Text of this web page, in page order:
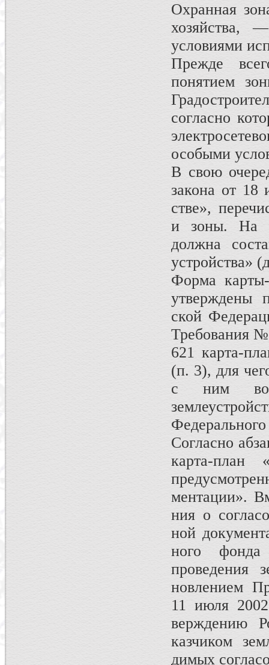
Охранная
хозяйства,
условиями
Прежде
понятием
со­гласно
особыми
В свою
закона от
стве»,
и зоны. На
должна
устройства»
Форма
утверждены
ской
Требования
621 карта-
(п. 3), для
с ним
Согласно
карта-план
ментации».
ния о
ной
ного фонда
проведения
новлением
11 июля
верждению
казчиком
димых